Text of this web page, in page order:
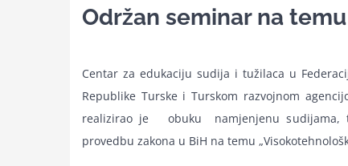
Održan seminar na
Centar za edukaciju sudija i tužilaca u
Republike Turske i Turskom razvojnom
realizirao je obuku namjenjenu sudijama,
provedbu zakona u BiH na temu